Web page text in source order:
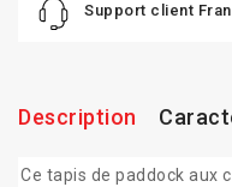
Support client
Description
Ce tapis de paddock aux